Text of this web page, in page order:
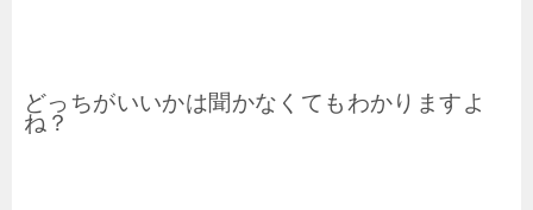
どっちがいいかは聞かなくてもわかりますよ
ね？